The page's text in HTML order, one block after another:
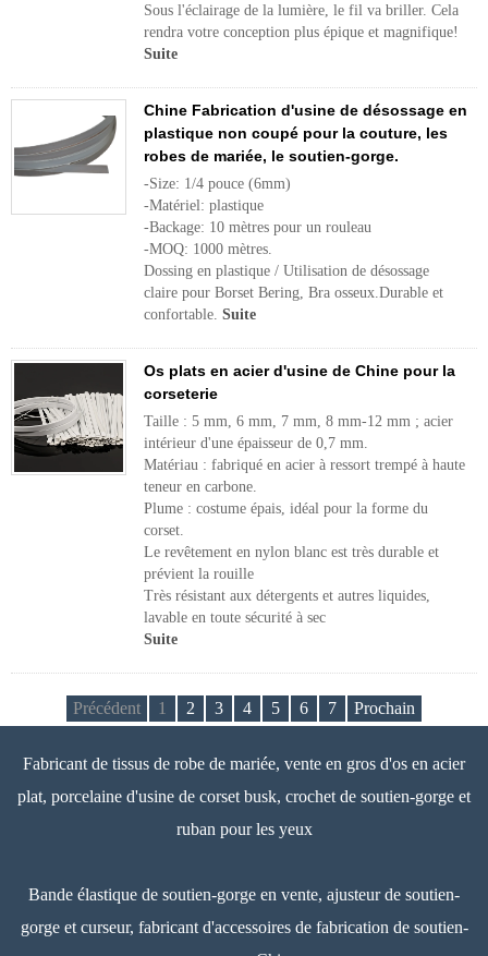
Sous l'éclairage de la lumière, le fil va briller. Cela
rendra votre conception plus épique et magnifique!
Suite
Chine Fabrication d'usine de désossage en
plastique non coupé pour la couture, les
robes de mariée, le soutien-gorge.
-Size: 1/4 pouce (6mm)
-Matériel: plastique
-Backage: 10 mètres pour un rouleau
-MOQ: 1000 mètres.
Dossing en plastique / Utilisation de désossage
claire pour Borset Bering, Bra osseux.Durable et
confortable. Suite
Os plats en acier d'usine de Chine pour la
corseterie
Taille : 5 mm, 6 mm, 7 mm, 8 mm-12 mm ; acier
intérieur d'une épaisseur de 0,7 mm.
Matériau : fabriqué en acier à ressort trempé à haute
teneur en carbone.
Plume : costume épais, idéal pour la forme du
corset.
Le revêtement en nylon blanc est très durable et
prévient la rouille
Très résistant aux détergents et autres liquides,
lavable en toute sécurité à sec
Suite
Précédent 1 2 3 4 5 6 7 Prochain
Fabricant de tissus de robe de mariée, vente en gros d'os en acier
plat, porcelaine d'usine de corset busk, crochet de soutien-gorge et
ruban pour les yeux
Bande élastique de soutien-gorge en vente, ajusteur de soutien-
gorge et curseur, fabricant d'accessoires de fabrication de soutien-